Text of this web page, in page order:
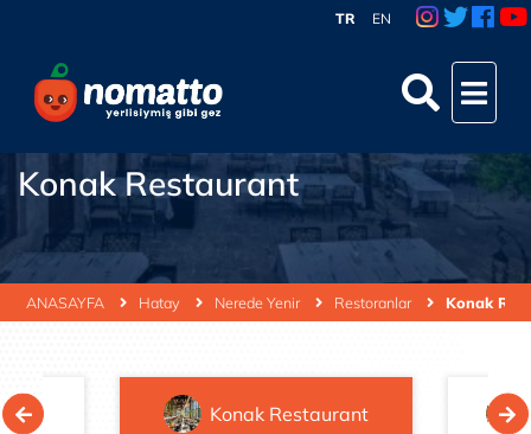
TR EN
ANASAYFA Hatay Nerede Yenir Restoranlar Konak
Konak Restaurant
Konak Restaurant